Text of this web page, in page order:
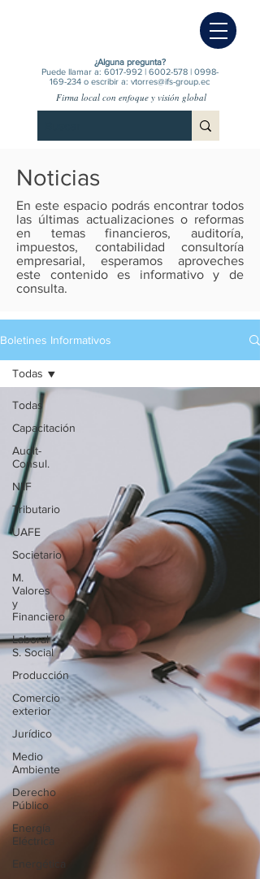
¿Alguna pregunta?
Puede llamar a: 6017-992| 6002-578| 0998-
169-234 o escribir a: vtorres@ifs-group.ec
Firma local con enfoque y visión global
Noticias
En este espacio podrás encontrar todos
las últimas actualizaciones o reformas
en temas financieros, auditoría,
impuestos, contabilidad consultoría
empresarial, esperamos aproveches
este contenido es informativo y de
consulta.
Boletines Informativos
Todas
Capacitación
Audit-
Consul.
NIIF
Tributario
UAFE
Societario
M.
Valores
y
Financiero
Laboral -
S. Social
Producción
Comercio
exterior
Jurídico
Medio
Ambiente
Derecho
Público
Energía
Eléctrica
Energética
Todas